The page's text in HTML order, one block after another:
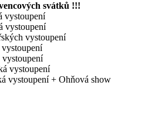
svátků !!!
vystoupení
vystoupení
vystoupení
vystoupení
vystoupení
vystoupení + Ohňová show